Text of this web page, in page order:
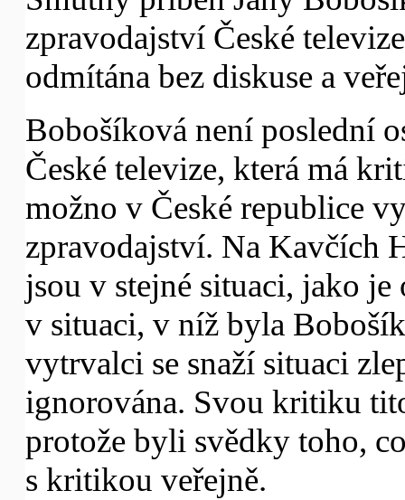
zpravodajství České
odmítána bez diskuse a
Bobošíková není poslední
České televize, která má
možno v České republice
zpravodajství. Na Kavčích
jsou v stejné situaci, jako je
v situaci, v níž byla
vytrvalci se snaží situaci
ignorována. Svou kritiku
protože byli svědky toho,
s kritikou veřejně.